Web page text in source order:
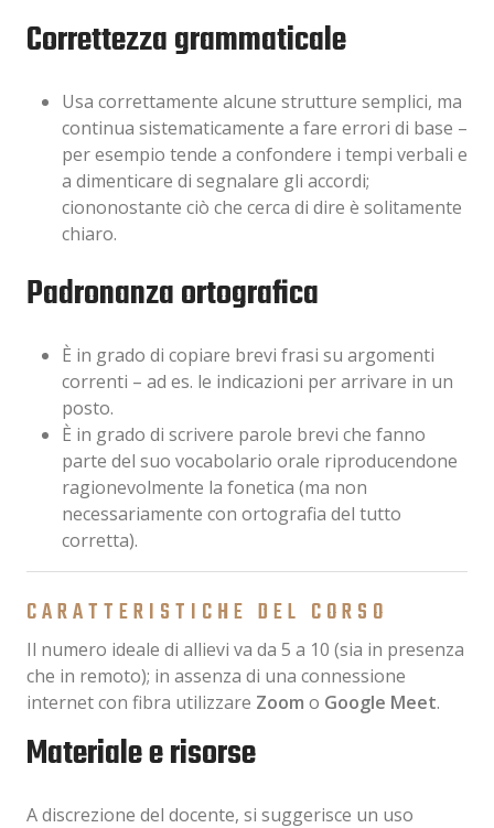
Correttezza grammaticale
Usa correttamente alcune strutture semplici, ma
continua sistematicamente a fare errori di base –
per esempio tende a confondere i tempi verbali e
a dimenticare di segnalare gli accordi;
ciononostante ciò che cerca di dire è solitamente
chiaro.
Padronanza ortografica
È in grado di copiare brevi frasi su argomenti
correnti – ad es. le indicazioni per arrivare in un
posto.
È in grado di scrivere parole brevi che fanno
parte del suo vocabolario orale riproducendone
ragionevolmente la fonetica (ma non
necessariamente con ortografia del tutto
corretta).
CARATTERISTICHE DEL CORSO
Il numero ideale di allievi va da 5 a 10 (sia in presenza
che in remoto); in assenza di una connessione
internet con fibra utilizzare Zoom o Google Meet.
Materiale e risorse
A discrezione del docente, si suggerisce un uso